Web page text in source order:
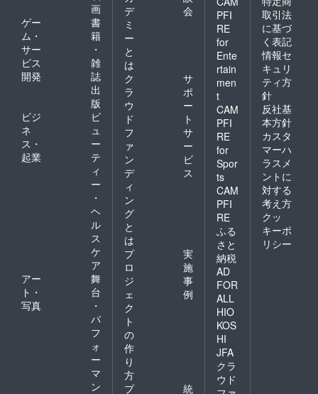
画
ゲー
ム・
サー
ビス
開発
書
籍
・
雑
誌
出
版
ビジ
ネ
ス・
起業
ビ
ュ
ー
テ
ィ
ー
・
ヘ
ル
ス
ケ
ア
アー
ト・
写真
舞
台
・
パ
フ
ォ
ー
マ
ン
デ
ミ
ー
と
は
会
ク
ラ
ウ
ド
フ
ァ
ン
デ
ィ
ン
グ
と
は
サ
ポ
ー
ト
サ
ー
ビ
ス
プ
ロ
ジ
ェ
ク
ト
の
作
り
方
実
施
事
例
プ
統
PFI
RE
for
Ente
rtain
men
t
CAM
PFI
RE
for
Spor
ts
CAM
PFI
RE
ふる
さと
納税
AD
FOR
ALL
HIO
KOS
HI
JFA
クラ
ウド
取引法
に基づ
く表記
情報セ
キュリ
ティ方
針
反社基
本方針
カスタ
マーハ
ラスメ
ントに
対する
考え方
クッ
キーポ
リシー